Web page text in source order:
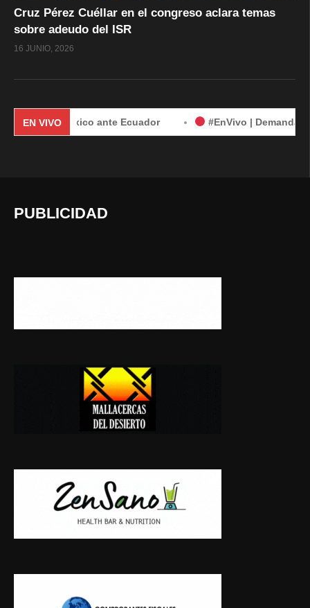
Cruz Pérez Cuéllar en el congreso aclara temas
sobre adeudo del ISR
16 JUNIO, 2026
EN VIVO
México ante Ecuador #EnVivo | Demanda de México
PUBLICIDAD